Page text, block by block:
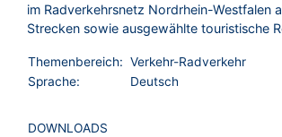
im Radverkehrsnetz Nordrhein-Westfalen
Strecken sowie ausgewählte touristische
Themenbereich: Verkehr-Radverkehr
Sprache:
Deutsch
DOWNLOADS